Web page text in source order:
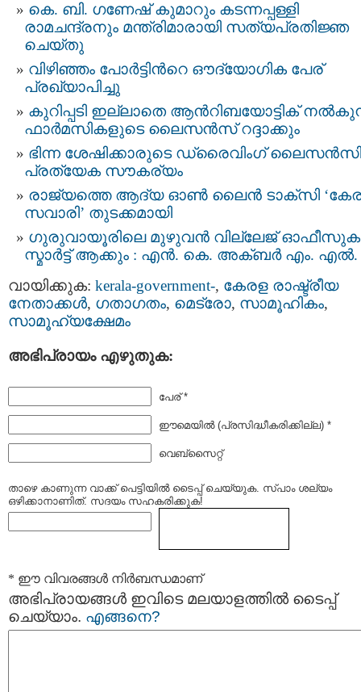
കെ. ബി. ഗണേഷ് കുമാറും കടന്നപ്പള്ളി
രാമചന്ദ്രനും മന്ത്രിമാരായി സത്യപ്രതിജ്ഞ
ചെയ്തു
വിഴിഞ്ഞം പോർട്ടിന്‍റെ ഔദ്യോഗിക പേര്
പ്രഖ്യാപിച്ചു
കുറിപ്പടി ഇല്ലാതെ ആന്‍റിബയോട്ടിക്
ഫാർമസികളുടെ ലൈസൻസ് റദ്ദാക്കും
ഭിന്ന ശേഷിക്കാരുടെ ഡ്രൈവിംഗ്
പ്രത്യേക സൗകര്യം
രാജ്യത്തെ ആദ്യ ഓൺ ലൈൻ ടാക്സി
സവാരി’ തുടക്കമായി
ഗുരുവായൂരിലെ മുഴുവൻ വില്ലേജ്
സ്മാര്‍ട്ട് ആക്കും : എൻ. കെ. അക്ബർ എം.
വായിക്കുക: kerala-government-, കേരള രാഷ്ട്രീയ
നേതാക്കള്‍, ഗതാഗതം, മെട്രോ, സാമൂഹികം,
സാമൂഹ്യക്ഷേമം
അഭിപ്രായം എഴുതുക:
പേര് *
ഈമെയില്‍ (പ്രസിദ്ധീകരിക്കില്ല) *
വെബ്സൈറ്റ്
താഴെ കാണുന്ന വാക്ക് പെട്ടിയില്‍ ടൈപ്പ്‌ ചെയ്യുക. സ്പാം ശല്യം
ഒഴിക്കാനാണിത്. സദയം സഹകരിക്കുക!
* ഈ വിവരങ്ങള്‍ നിര്‍ബന്ധമാണ്
അഭിപ്രായങ്ങള്‍ ഇവിടെ മലയാളത്തില്‍ ടൈപ്പ്
ചെയ്യാം. എങ്ങനെ?